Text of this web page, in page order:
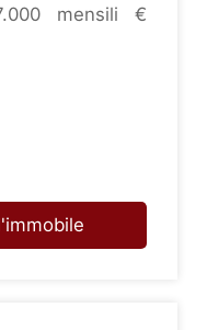
mensili €